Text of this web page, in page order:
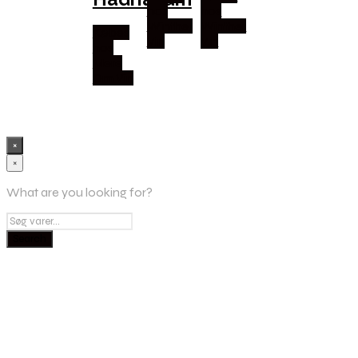
hos
×
×
What are you looking for?